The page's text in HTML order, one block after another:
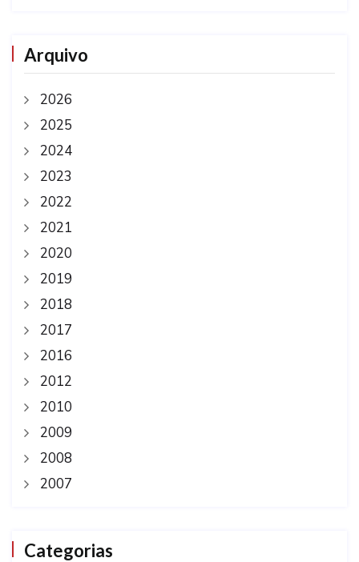
Arquivo
2026
2025
2024
2023
2022
2021
2020
2019
2018
2017
2016
2012
2010
2009
2008
2007
Categorias